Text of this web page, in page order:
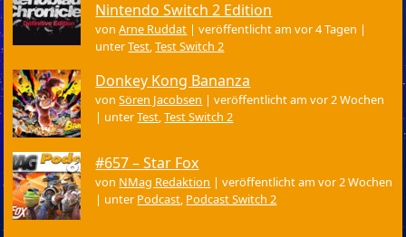
Nintendo Switch 2 Edition
vonArne Ruddat |veröffentlicht am vor 4 Tagen |
unterTest,Test Switch 2
Donkey Kong Bananza
vonSören Jacobsen |veröffentlicht am vor 2 Wochen
| unterTest,Test Switch 2
#657 – Star Fox
von NMag Redaktion |veröffentlicht am vor 2 Wochen
| unter Podcast, Podcast Switch 2